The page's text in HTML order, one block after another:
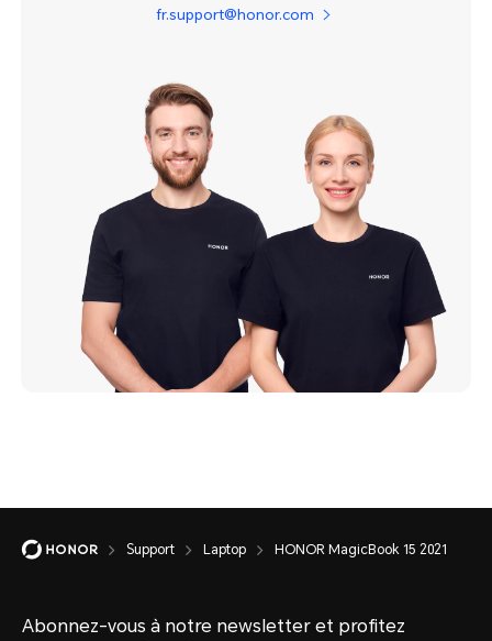
fr.support@honor.com
Support Laptop HONOR MagicBook 15 2021
Abonnez-vous à notre newsletter et profitez